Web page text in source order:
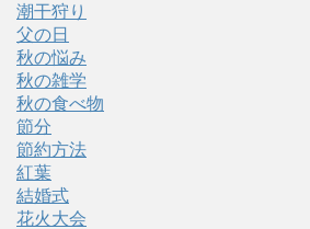
潮干狩り
父の日
秋の悩み
秋の雑学
秋の食べ物
節分
節約方法
紅葉
結婚式
花火大会